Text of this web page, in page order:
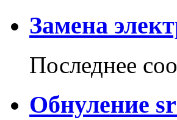
Замена
Последнее
Обнуление